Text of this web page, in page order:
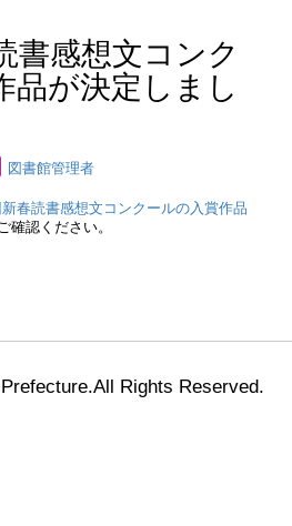
書感想文コンク
品が決定しまし
図書館管理者
春読書感想文コンクールの入賞作品
確認ください。
Rights Reserved.